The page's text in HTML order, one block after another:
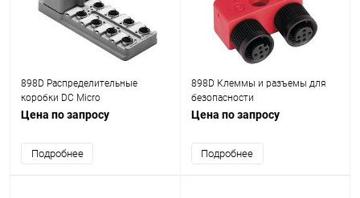
898D Распределительные
коробки DC Micro
Цена по запросу
Подробнее
898D Клеммы и разъемы для
безопасности
Цена по запросу
Подробнее